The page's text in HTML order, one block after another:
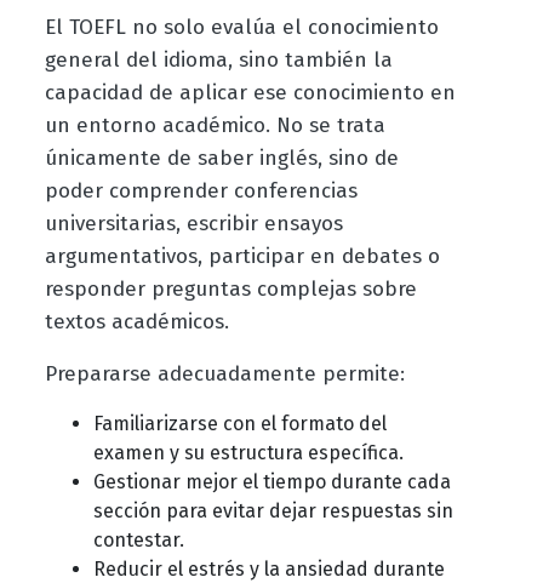
El TOEFL no solo evalúa el conocimiento
general del idioma, sino también la
capacidad de aplicar ese conocimiento en
un entorno académico. No se trata
únicamente de saber inglés, sino de
poder comprender conferencias
universitarias, escribir ensayos
argumentativos, participar en debates o
responder preguntas complejas sobre
textos académicos.
Prepararse adecuadamente permite:
Familiarizarse con el formato del
examen y su estructura específica.
Gestionar mejor el tiempo durante cada
sección para evitar dejar respuestas sin
contestar.
Reducir el estrés y la ansiedad durante